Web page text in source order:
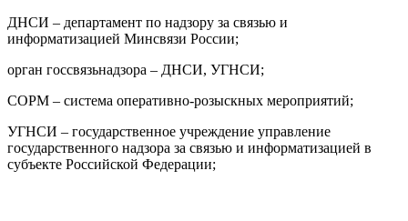
ДНСИ – департамент по надзору за связью и
информатизацией Минсвязи России;
орган госсвязьнадзора – ДНСИ, УГНСИ;
СОРМ – система оперативно-розыскных мероприятий;
УГНСИ – государственное учреждение управление
государственного надзора за связью и информатизацией в
субъекте Российской Федерации;